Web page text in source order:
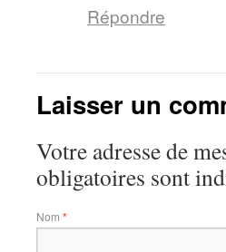
Répondre
Laisser un
Votre adresse de
obligatoires sont
Nom *